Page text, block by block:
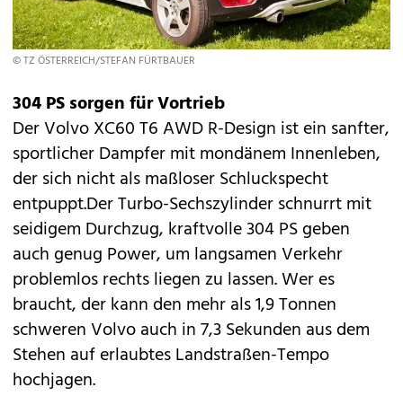
© TZ ÖSTERREICH/STEFAN FÜRTBAUER
304 PS sorgen für Vortrieb
Der Volvo XC60 T6 AWD R-Design ist ein sanfter,
sportlicher Dampfer mit mondänem Innenleben,
der sich nicht als maßloser Schluckspecht
entpuppt.Der Turbo-Sechszylinder schnurrt mit
seidigem Durchzug, kraftvolle 304 PS geben
auch genug Power, um langsamen Verkehr
problemlos rechts liegen zu lassen. Wer es
braucht, der kann den mehr als 1,9 Tonnen
schweren Volvo auch in 7,3 Sekunden aus dem
Stehen auf erlaubtes Landstraßen-Tempo
hochjagen.